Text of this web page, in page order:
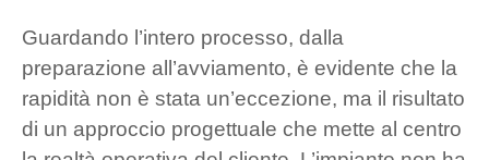
Guardando l’intero processo, dalla
preparazione all’avviamento, è evidente che la
rapidità non è stata un’eccezione, ma il risultato
di un approccio progettuale che mette al centro